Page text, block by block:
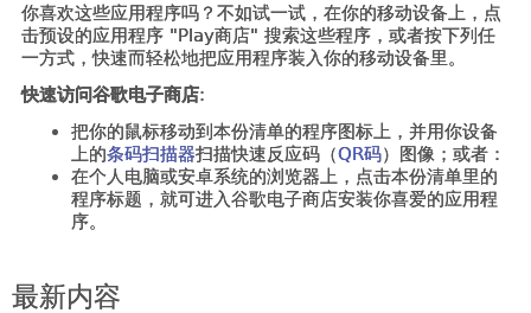
你喜欢这些应用程序吗？不如试一试，在你的移动设备上，点
击预设的应用程序 "Play商店" 搜索这些程序，或者按下列任
一方式，快速而轻松地把应用程序装入你的移动设备里。
快速访问谷歌电子商店:
把你的鼠标移动到本份清单的程序图标上，并用你设备
上的条码扫描器扫描快速反应码（QR码）图像；或者：
在个人电脑或安卓系统的浏览器上，点击本份清单里的
程序标题，就可进入谷歌电子商店安装你喜爱的应用程
序。
最新内容